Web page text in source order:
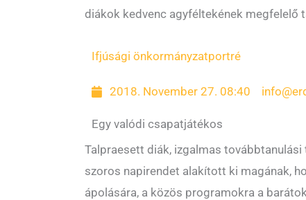
diákok kedvenc agyféltekének megfelelő
Ifjúsági önkormányzatportré
2018. November 27. 08:40
Egy valódi csapatjátékos
Talpraesett diák, izgalmas
szoros napirendet alakított ki magának,
ápolására, a közös programokra a